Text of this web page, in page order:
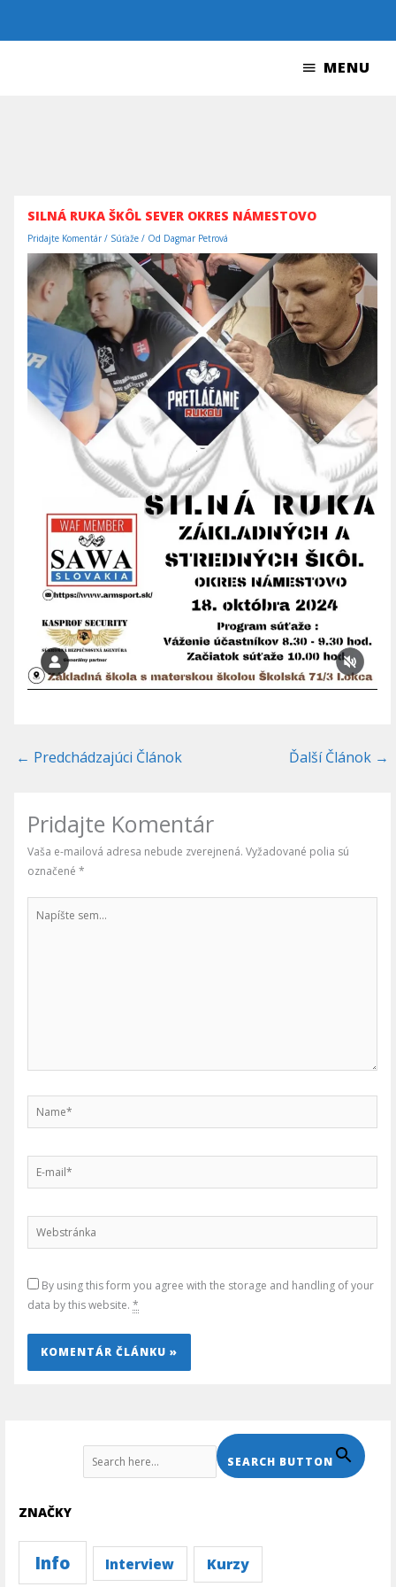
MENU
MENU
SILNÁ RUKA ŠKÔL SEVER OKRES NÁMESTOVO
Pridajte Komentár / Súťaže / Od Dagmar Petrová
← Predchádzajúci Článok Ďalší Článok →
Pridajte Komentár
Vaša e-mailová adresa nebude zverejnená. Vyžadované polia sú
označené*
sem...
Webstránka
By using this form you agree with the storage and handling of your
data by this website.*
SEARCH BUTTON
ZNAČKY
Info Interview Kurzy